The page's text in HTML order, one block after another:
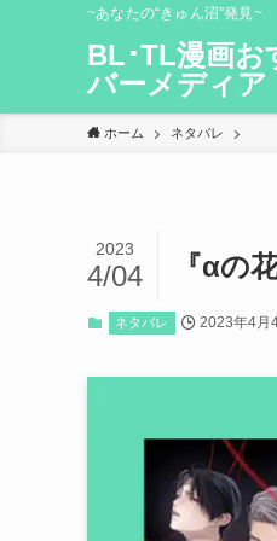
~あなたの“きゅん沼”発見~
BL･TL漫画お
バーメディア
ホーム ネタバレ
『αの
2023
4/04
ネタバレ 2023年4月